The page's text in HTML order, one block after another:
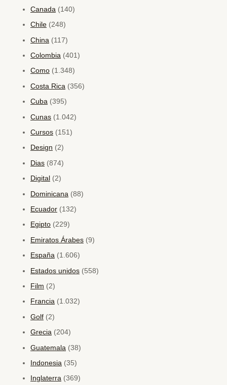
Canada (140)
Chile (248)
China (117)
Colombia (401)
Como (1.348)
Costa Rica (356)
Cuba (395)
Cunas (1.042)
Cursos (151)
Design (2)
Dias (874)
Digital (2)
Dominicana (88)
Ecuador (132)
Egipto (229)
Emiratos Árabes (9)
España (1.606)
Estados unidos (558)
Film (2)
Francia (1.032)
Golf (2)
Grecia (204)
Guatemala (38)
Indonesia (35)
Inglaterra (369)